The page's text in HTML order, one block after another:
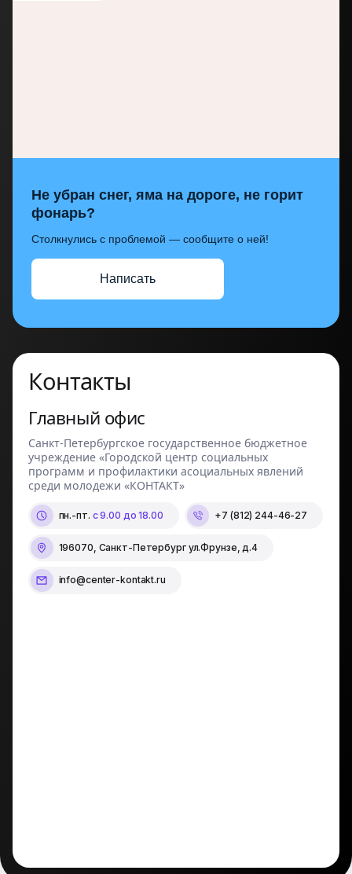
Не убран снег, яма на дороге, не горит
фонарь?
Столкнулись с проблемой — сообщите о ней!
Написать
Контакты
Главный офис
Санкт-Петербургское государственное бюджетное
учреждение «Городской центр социальных
программ и профилактики асоциальных явлений
среди молодежи «КОНТАКТ»
пн.-пт. с 9.00 до 18.00 +7 (812) 244-46-27
196070, Санкт-Петербург ул.Фрунзе, д.4
info@center-kontakt.ru